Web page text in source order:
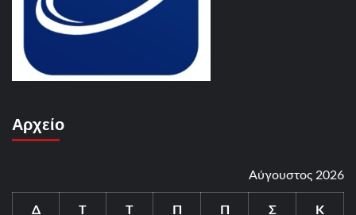
Αρχείο
Αύγουστος 2026
Δ Τ Τ Π Π Σ Κ